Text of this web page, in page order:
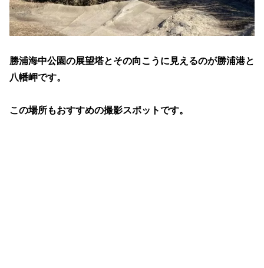
勝浦海中公園の展望塔とその向こうに見えるのが勝浦港と
八幡岬です。
この場所もおすすめの撮影スポットです。